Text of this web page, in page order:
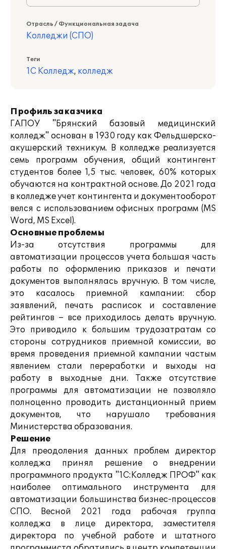
Отрасль / Функциональная задача
Колледжи (СПО)
Теги
1С Колледж, колледж
Профиль заказчика
ГАПОУ "Брянский базовый медицинский
колледж" основан в 1930 году как Фельдшерско-
акушерский техникум. В колледже реализуется
семь программ обучения, общий контингент
студентов более 1,5 тыс. человек, 60% которых
обучаются на контрактной основе. До 2021 года
в колледже учет контингента и документооборот
велся с использованием офисных программ (MS
Word, MS Excel).
Основные проблемы
Из-за отсутствия программы для
автоматизации процессов учета большая часть
работы по оформлению приказов и печати
документов выполнялась вручную. В том числе,
это касалось приемной кампании: сбор
заявлений, печать расписок и составление
рейтингов – все приходилось делать вручную.
Это приводило к большим трудозатратам со
стороны сотрудников приемной комиссии, во
время проведения приемной кампании частым
явлением стали переработки и выходы на
работу в выходные дни. Также отсутствие
программы для автоматизации не позволяло
полноценно проводить дистанционный прием
документов, что нарушало требования
Министерства образования.
Решение
Для преодоления данных проблем директор
колледжа принял решение о внедрении
программного продукта "1С:Колледж ПРОФ" как
наиболее оптимального инструмента для
автоматизации большинства бизнес-процессов
СПО. Весной 2021 года рабочая группа
колледжа в лице директора, заместителя
директора по учебной работе и штатного